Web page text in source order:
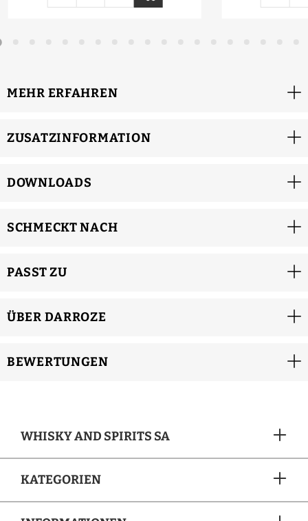
MEHR ERFAHREN
ZUSATZINFORMATION
DOWNLOADS
SCHMECKT NACH
PASST ZU
ÜBER DARROZE
BEWERTUNGEN
WHISKY AND SPIRITS SA
KATEGORIEN